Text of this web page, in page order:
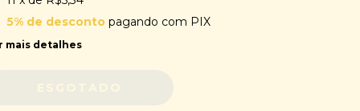
5% de descontopagando com PIX
mais detalhes